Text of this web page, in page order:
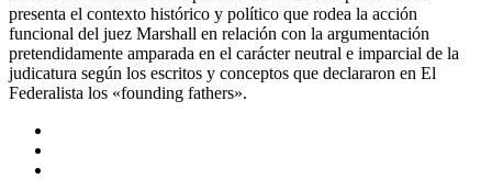
presenta el contexto histórico y político que rodea la acción
funcional del juez Marshall en relación con la argumentación
pretendidamente amparada en el carácter neutral e imparcial de la
judicatura según los escritos y conceptos que declararon en El
Federalista los «founding fathers».